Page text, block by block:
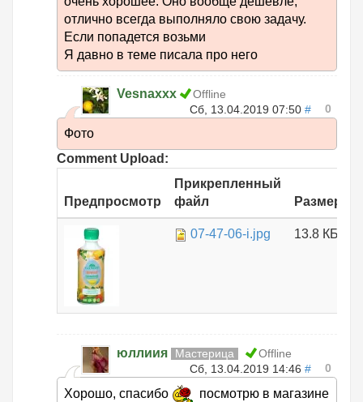
отлично всегда выполняло свою задачу.
Если попадется возьми
Я давно в теме писала про него
Vesnaxxx
Offline
Сб, 13.04.2019 07:50 # 0
Фото
Comment Upload:
Предпросмотр
Прикрепленный
файл
Размер
07-47-06-i.jpg 13.8 КБ
юллиия Мастерица
Offline
Сб, 13.04.2019 14:46 # 0
Хорошо, спасибо посмотрю в магазине